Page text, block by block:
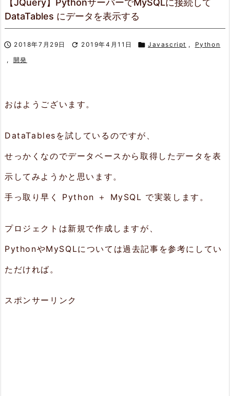
【JQuery】PythonサーバーでMySQLに接続して
DataTables にデータを表示する
 2018年7月29日  2019年4月11日  Javascript ,
Python
,
開発
おはようございます。
DataTablesを試しているのですが、
せっかくなのでデータベースから取得したデータを表
示してみようかと思います。
手っ取り早く Python ＋ MySQL で実装します。
プロジェクトは新規で作成しますが、
PythonやMySQLについては過去記事を参考にしてい
ただければ。
スポンサーリンク